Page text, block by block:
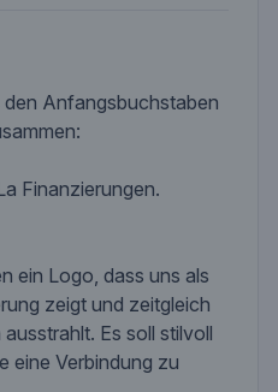
Anfangsbuchstaben
Finanzierungen.
ein Logo, dass uns als
zeigt und zeitgleich
Es soll stilvoll
eine Verbindung zu